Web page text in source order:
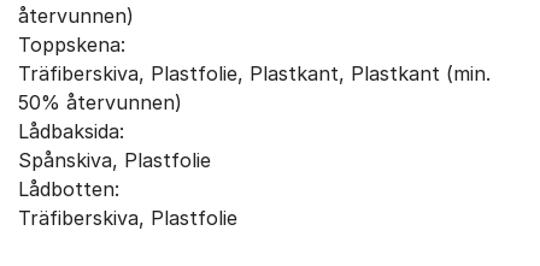
återvunnen)
Toppskena:
Träfiberskiva, Plastfolie, Plastkant, Plastkant (min.
50% återvunnen)
Lådbaksida:
Spånskiva, Plastfolie
Lådbotten:
Träfiberskiva, Plastfolie